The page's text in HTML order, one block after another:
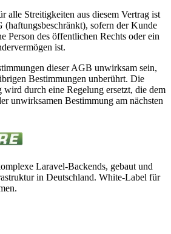
alle Streitigkeiten aus diesem Vertrag ist
(haftungsbeschränkt), sofern der Kunde
Person des öffentlichen Rechts oder ein
ist.
dieser AGB unwirksam sein,
Bestimmungen unberührt. Die
durch eine Regelung ersetzt, die dem
unwirksamen Bestimmung am nächsten
Laravel-Backends, gebaut und
in Deutschland. White-Label für